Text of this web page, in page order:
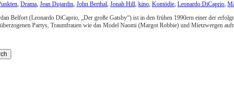
, Drama, Jean Dujardin, John Berthal, Jonah Hill, kino, Komödie, Leonardo DiCaprio,
Belfort (Leonardo DiCaprio, „Der große Gatsby“) ist in den frühen 1990ern einer der
Partys, Traumfrauen wie das Model Naomi (Margot Robbie) und Mietzwergen